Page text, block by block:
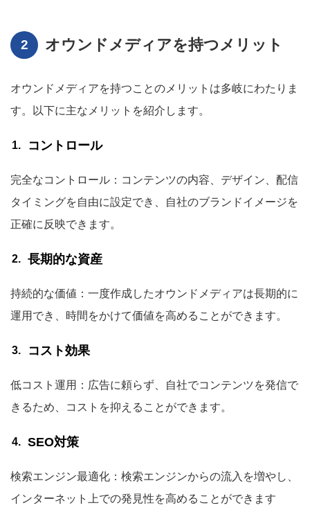
オウンドメディアを持つメリット
オウンドメディアを持つことのメリットは多岐にわたりま
す。以下に主なメリットを紹介します。
コントロール
完全なコントロール：コンテンツの内容、デザイン、配信
タイミングを自由に設定でき、自社のブランドイメージを
正確に反映できます。
長期的な資産
持続的な価値：一度作成したオウンドメディアは長期的に
運用でき、時間をかけて価値を高めることができます。
コスト効果
低コスト運用：広告に頼らず、自社でコンテンツを発信で
きるため、コストを抑えることができます。
SEO対策
検索エンジン最適化：検索エンジンからの流入を増やし、
インターネット上での発見性を高めることができます